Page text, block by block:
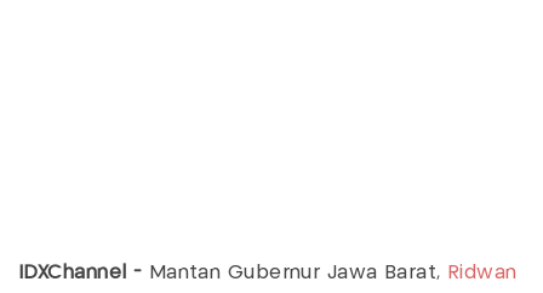
IDXChannel - Mantan Gubernur Jawa Barat, Ridwan